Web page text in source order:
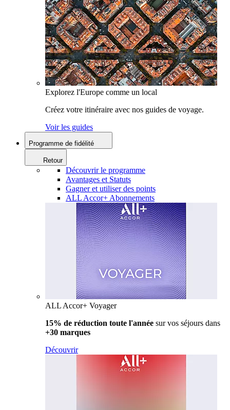
Explorez l'Europe comme un local
Créez votre itinéraire avec nos guides de voyage.
Voir les guides
Programme de fidélité
Retour
Découvrir le programme
Avantages et Statuts
Gagner et utiliser des points
ALL Accor+ Abonnements
ALL Accor+ Voyager
15% de réduction toute l'année sur vos séjours dans
+30 marques
Découvrir